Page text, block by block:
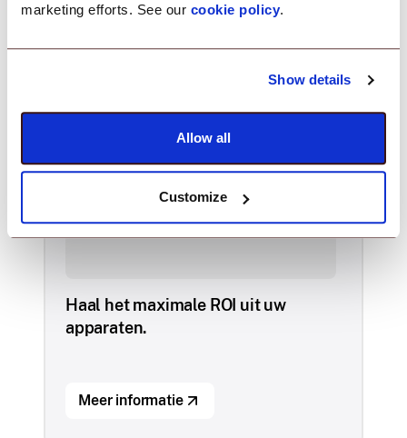
marketing efforts. See our cookie policy.
Show details
Allow all
Customize
Bankwezen, financiën en
Haal het maximale ROI uit uw
apparaten.
Meer informatie